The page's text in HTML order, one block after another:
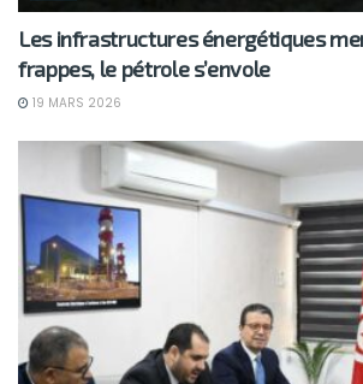
Les infrastructures énergétiques
frappes, le pétrole s’envole
19 MARS 2026